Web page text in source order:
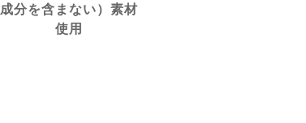
成分を含まない）素材
使用